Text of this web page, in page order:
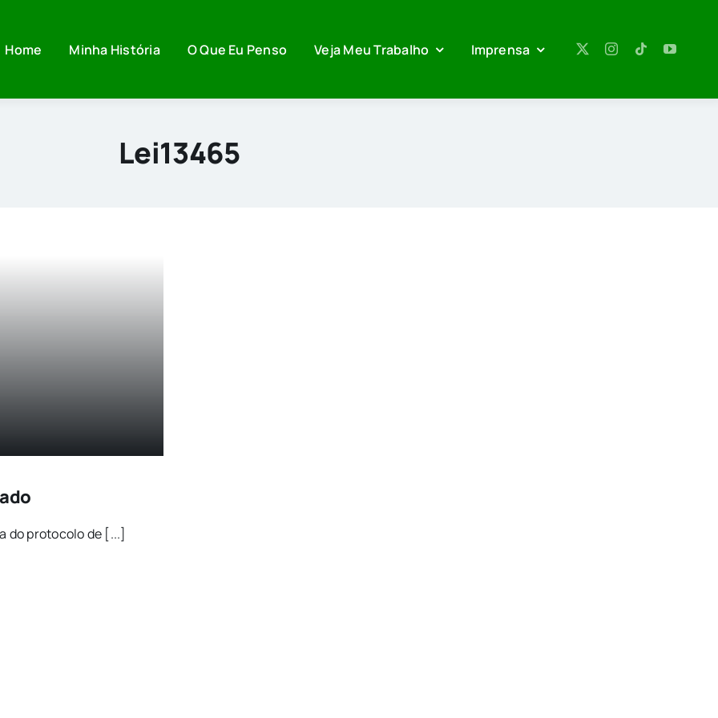
Home Minha História O Que Eu Penso Veja Meu Trabalho Imprensa
Lei13465
do protocolo de [...]